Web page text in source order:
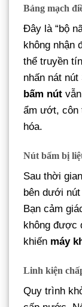
Bảng mạch
Đây là “bộ
không nhận
thể truyền
nhấn nát nút
bấm nút
ẩm ướt, côn
hóa.
Nút bấm bị
Sau thời
bên dưới
Bạn cảm
không được
khiến máy
Linh kiện
Quy trình